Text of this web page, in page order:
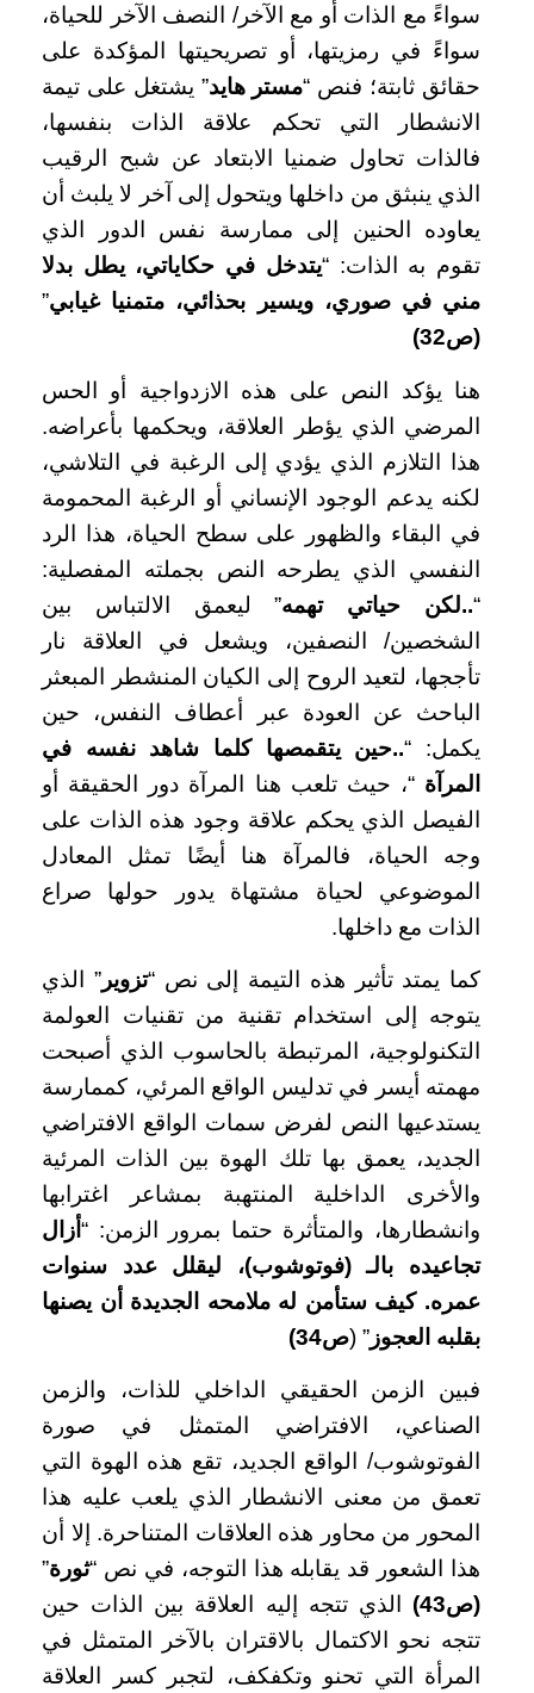
سواءً مع الذات أو مع الآخر/ النصف الآخر للحياة،
سواءً في رمزيتها، أو تصريحيتها المؤكدة على
حقائق ثابتة؛ فنص “مستر هايد” يشتغل على تيمة
الانشطار التي تحكم علاقة الذات بنفسها،
فالذات تحاول ضمنيا الابتعاد عن شبح الرقيب
الذي ينبثق من داخلها ويتحول إلى آخر لا يلبث أن
يعاوده الحنين إلى ممارسة نفس الدور الذي
تقوم به الذات: “يتدخل في حكاياتي، يطل بدلا
مني في صوري، ويسير بحذائي، متمنيا غيابي”
(ص32)
هنا يؤكد النص على هذه الازدواجية أو الحس
المرضي الذي يؤطر العلاقة، ويحكمها بأعراضه.
هذا التلازم الذي يؤدي إلى الرغبة في التلاشي،
لكنه يدعم الوجود الإنساني أو الرغبة المحمومة
في البقاء والظهور على سطح الحياة، هذا الرد
النفسي الذي يطرحه النص بجملته المفصلية:
“..لكن حياتي تهمه” ليعمق الالتباس بين
الشخصين/ النصفين، ويشعل في العلاقة نار
تأججها، لتعيد الروح إلى الكيان المنشطر المبعثر
الباحث عن العودة عبر أعطاف النفس، حين
يكمل: “..حين يتقمصها كلما شاهد نفسه في
المرآة“، حيث تلعب هنا المرآة دور الحقيقة أو
الفيصل الذي يحكم علاقة وجود هذه الذات على
وجه الحياة، فالمرآة هنا أيضًا تمثل المعادل
الموضوعي لحياة مشتهاة يدور حولها صراع
الذات مع داخلها.
كما يمتد تأثير هذه التيمة إلى نص “تزوير” الذي
يتوجه إلى استخدام تقنية من تقنيات العولمة
التكنولوجية، المرتبطة بالحاسوب الذي أصبحت
مهمته أيسر في تدليس الواقع المرئي، كممارسة
يستدعيها النص لفرض سمات الواقع الافتراضي
الجديد، يعمق بها تلك الهوة بين الذات المرئية
والأخرى الداخلية المنتهبة بمشاعر اغترابها
وانشطارها، والمتأثرة حتما بمرور الزمن: “ أزال
تجاعيده بالـ (فوتوشوب)، ليقلل عدد سنوات
عمره. كيف ستأمن له ملامحه الجديدة أن يصنها
بقلبه العجوز ” (ص34)
فبين الزمن الحقيقي الداخلي للذات، والزمن
الصناعي، الافتراضي المتمثل في صورة
الفوتوشوب/ الواقع الجديد، تقع هذه الهوة التي
تعمق من معنى الانشطار الذي يلعب عليه هذا
المحور من محاور هذه العلاقات المتناحرة. إلا أن
هذا الشعور قد يقابله هذا التوجه، في نص “ثورة”
(ص43)
الذي تتجه إليه العلاقة بين الذات حين
تتجه نحو الاكتمال بالاقتران بالآخر المتمثل في
المرأة التي تحنو وتكفكف، لتجبر كسر العلاقة